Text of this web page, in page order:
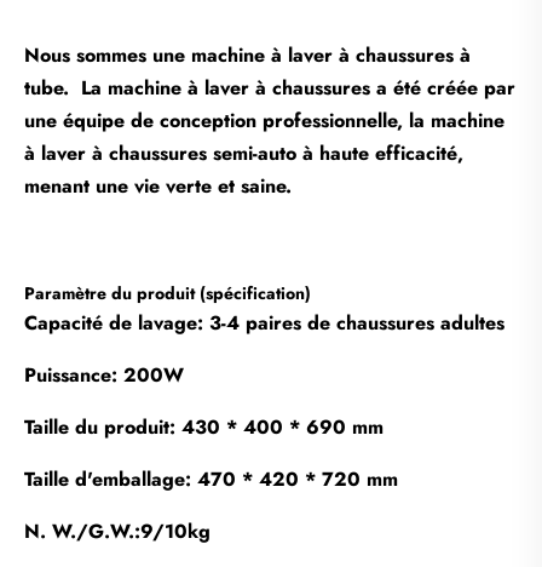
Nous sommes une machine à laver à chaussures à
tube. La machine à laver à chaussures a été créée par
une équipe de conception professionnelle, la machine
à laver à chaussures semi-auto à haute efficacité,
menant une vie verte et saine.
Paramètre du produit (spécification)
Capacité de lavage: 3-4 paires de chaussures adultes
Puissance: 200W
Taille du produit: 430 * 400 * 690 mm
Taille d'emballage: 470 * 420 * 720 mm
N. W./G.W.:9/10kg